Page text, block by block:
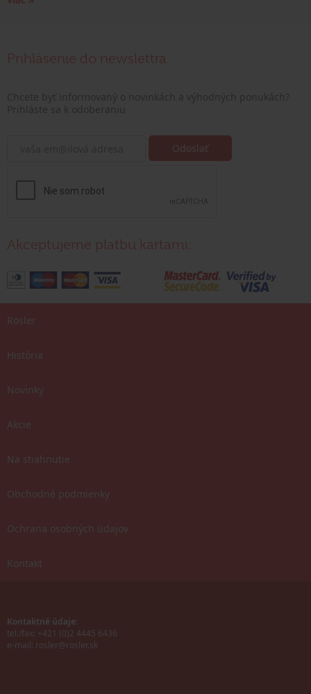
Prihlásenie do newslettra
Akceptujeme platbu kartami:
Rosler
História
Novinky
Akcie
Na stiahnutie
Obchodné podmienky
Ochrana osobných údajov
Kontakt
Kontaktné údaje:
tel./fax: +421 (0)2 4445 6436
e-mail: rosler@rosler.sk